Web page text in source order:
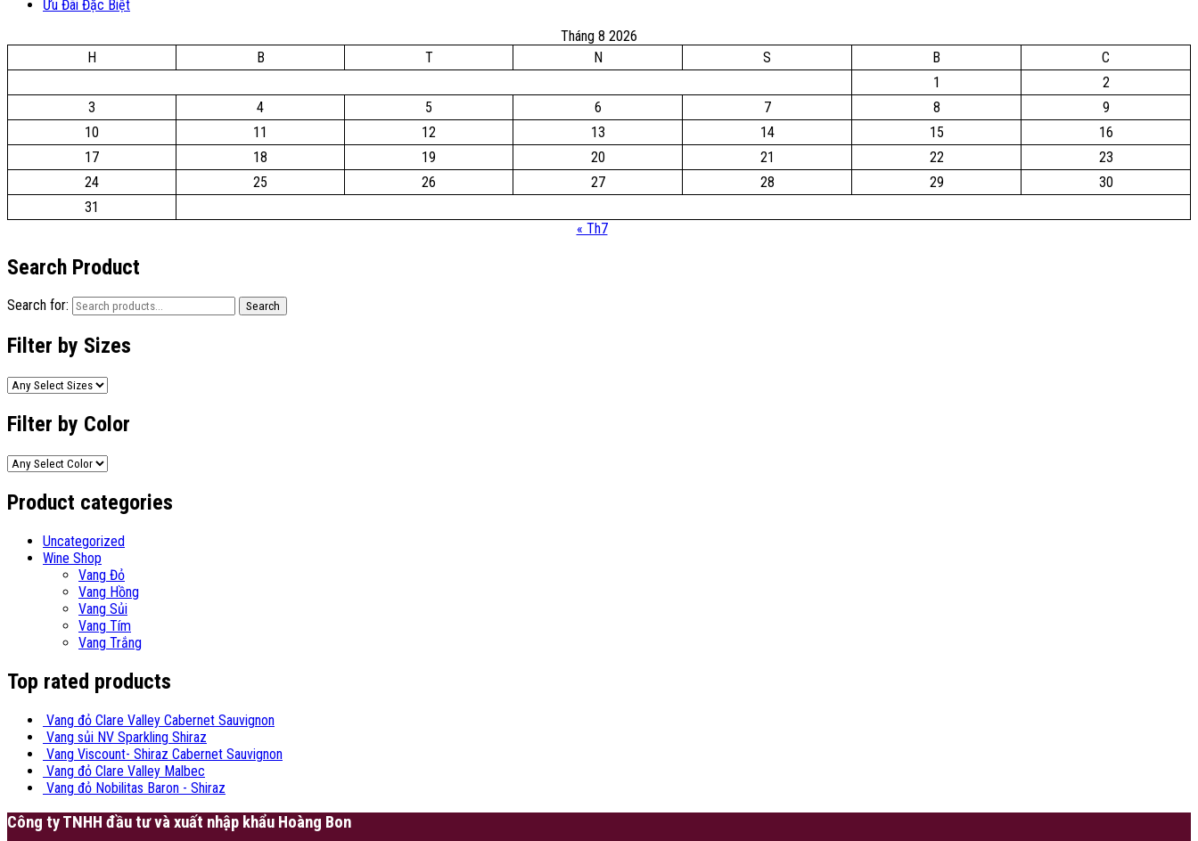
Ưu Đãi Đặc Biệt
Tháng 8 2026
H
B T N S B
C
1
2
3
4 5 6 7 8
9
10
11 12 13 14 15
16
17
18 19 20 21 22
23
24
25 26 27 28 29
30
31
« Th7
Search Product
Search for: Search
Filter by Sizes
Filter by Color
Product categories
Uncategorized
Wine Shop
Vang Đỏ
Vang Hồng
Vang Sủi
Vang Tím
Vang Trắng
Top rated products
Vang đỏ Clare Valley Cabernet Sauvignon
Vang sủi NV Sparkling Shiraz
Vang Viscount- Shiraz Cabernet Sauvignon
Vang đỏ Clare Valley Malbec
Vang đỏ Nobilitas Baron - Shiraz
Công ty TNHH đầu tư và xuất nhập khẩu Hoàng Bon